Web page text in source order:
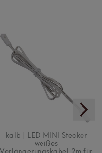
kalb | LED MINI Stecker
weißes
Verlängerungskabel 2m für